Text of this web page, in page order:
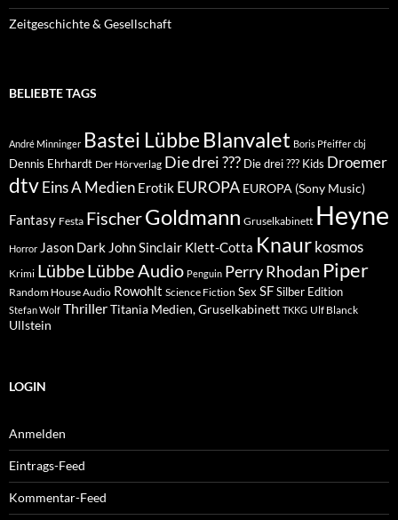
Zeitgeschichte & Gesellschaft
BELIEBTE TAGS
André Minninger Bastei Lübbe Blanvalet Boris Pfeiffer cbj
Dennis Ehrhardt Der Hörverlag Die drei ??? Die drei ??? Kids Droemer
dtvEins A Medien Erotik EUROPA EUROPA (Sony Music)
Fantasy Festa FischerGoldmann Gruselkabinett Heyne
Horror Jason Dark John Sinclair Klett-Cotta Knaur kosmos
Krimi LübbeLübbe Audio Penguin Perry Rhodan Piper
Random House Audio Rowohlt Science Fiction Sex SFSilber Edition
Stefan Wolf ThrillerTitania Medien, Gruselkabinett TKKG Ulf Blanck
Ullstein
LOGIN
Anmelden
Eintrags-Feed
Kommentar-Feed